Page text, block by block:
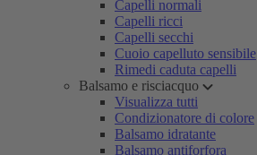
Capelli normali
Capelli ricci
Capelli secchi
Cuoio capelluto sensibile
Rimedi caduta capelli
Balsamo e risciacquo
Visualizza tutti
Condizionatore di colore
Balsamo idratante
Balsamo antiforfora